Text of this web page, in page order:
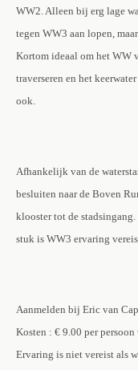
WW2. Alleen bij erg lage
tegen WW3 aan lopen,
Kortom ideaal om het WW
traverseren en het
ook.
Afhankelijk van de
besluiten naar de Boven
klooster tot de
stuk is WW3 ervaring
Aanmelden bij Eric van
Kosten : € 9.00 per
Ervaring is niet vereist als